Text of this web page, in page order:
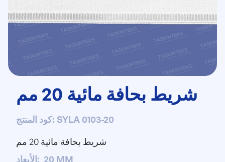
شريط بحافة مائية 20 مم
كود المنتج: SYLA 0103-20
شريط بحافة مائية 20 مم
الأبعاد: 20 MM